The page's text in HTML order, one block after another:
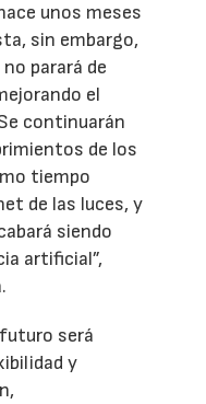
unos meses
sin embargo,
parará de
el
continuarán
de los
tiempo
de las luces, y
siendo
artificial”,
será
y